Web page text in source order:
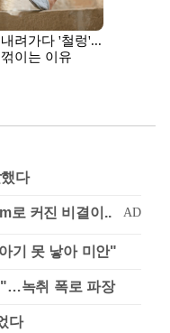
다
기 못 낳아 미안"
녹취 폭로 파장
다